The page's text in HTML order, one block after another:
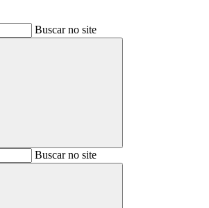
Buscar no site
BuscarBuscar no site